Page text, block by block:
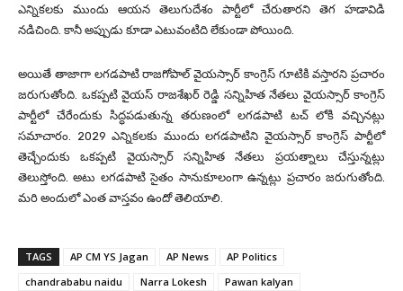
ఎన్నికలకు ముందు ఆయన తెలుగుదేశం పార్టీలో చేరుతారని తెగ హడావిడి
నడిచింది. కానీ అప్పుడు కూడా ఎటువంటిది లేకుండా పోయింది.
అయితే తాజాగా లగడపాటి రాజగోపాల్ వైయస్సార్ కాంగ్రెస్ గూటికి వస్తారని ప్రచారం
జరుగుతోంది. ఒకప్పటి వైయస్ రాజశేఖర్ రెడ్డి సన్నిహిత నేతలు వైయస్సార్ కాంగ్రెస్
పార్టీలో చేరేందుకు సిద్ధపడుతున్న తరుణంలో లగడపాటి టచ్ లోకి వచ్చినట్లు
సమాచారం. 2029 ఎన్నికలకు ముందు లగడపాటిని వైయస్సార్ కాంగ్రెస్ పార్టీలో
తెచ్చేందుకు ఒకప్పటి వైయస్సార్ సన్నిహిత నేతలు ప్రయత్నాలు చేస్తున్నట్లు
తెలుస్తోంది. అటు లగడపాటి సైతం సానుకూలంగా ఉన్నట్లు ప్రచారం జరుగుతోంది.
మరి అందులో ఎంత వాస్తవం ఉందో తెలియాలి.
TAGS AP CM YS Jagan AP News
AP Politics
chandrababu naidu
Narra Lokesh Pawan kalyan